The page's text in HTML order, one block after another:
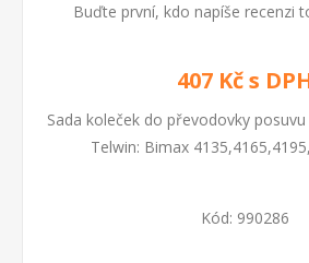
Buďte první, kdo napíše recenzi
407 Kč s
Sada koleček do převodovky
Telwin: Bimax
Kód: 990286